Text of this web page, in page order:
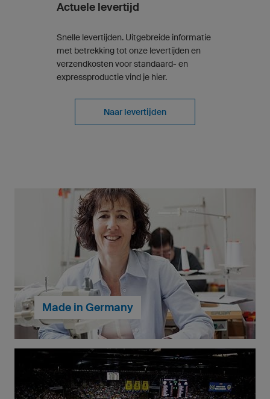
Actuele levertijd
Snelle levertijden. Uitgebreide informatie
met betrekking tot onze levertijden en
verzendkosten voor standaard- en
expressproductie vind je hier.
Naar levertijden
Made in Germany
Onze hardloopshirts worden in Duitsland